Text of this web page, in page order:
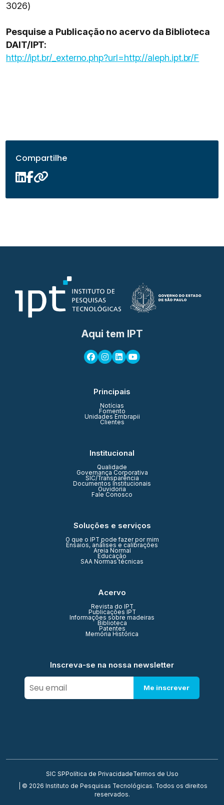
3026)
Pesquise a Publicação no acervo da Biblioteca
DAIT/IPT:
http://ipt.br/_externo.php?url=http://aleph.ipt.br/F
Compartilhe
Aqui tem IPT
Principais
Notícias
Fomento
Unidades Embrapii
Clientes
Institucional
Qualidade
Governança Corporativa
SIC/Transparência
Documentos Institucionais
Ouvidoria
Fale Conosco
Soluções e serviços
O que o IPT pode fazer por mim
Ensaios, análises e calibrações
Areia Normal
Educação
SAA Normas técnicas
Acervo
Revista do IPT
Publicações IPT
Informações sobre madeiras
Biblioteca
Patentes
Memória Histórica
Inscreva-se na nossa newsletter
Me inscrever
SIC SP Política de PrivacidadeTermos de Uso
| © 2026 Instituto de Pesquisas Tecnológicas. Todos os direitos
reservados.